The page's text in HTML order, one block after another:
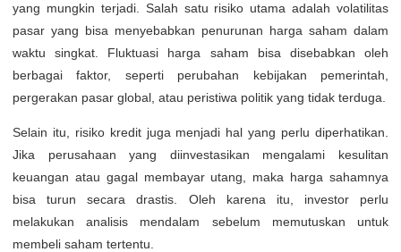
yang mungkin terjadi. Salah satu risiko utama adalah volatilitas
pasar yang bisa menyebabkan penurunan harga saham dalam
waktu singkat. Fluktuasi harga saham bisa disebabkan oleh
berbagai faktor, seperti perubahan kebijakan pemerintah,
pergerakan pasar global, atau peristiwa politik yang tidak terduga.
Selain itu, risiko kredit juga menjadi hal yang perlu diperhatikan.
Jika perusahaan yang diinvestasikan mengalami kesulitan
keuangan atau gagal membayar utang, maka harga sahamnya
bisa turun secara drastis. Oleh karena itu, investor perlu
melakukan analisis mendalam sebelum memutuskan untuk
membeli saham tertentu.